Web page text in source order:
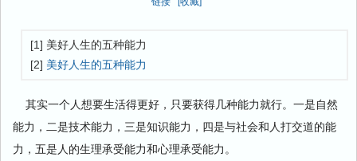
[1] 美好人生的五种能力
[2] 美好人生的五种能力
其实一个人想要生活得更好，只要获得几种能力就行。一是自然
能力，二是技术能力，三是知识能力，四是与社会和人打交道的能
力，五是人的生理承受能力和心理承受能力。